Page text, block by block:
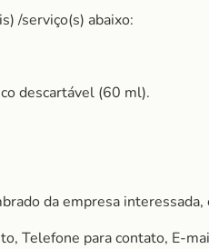
/serviço(s) abaixo:
descartável (60 ml).
da empresa
Telefone para contato, E-